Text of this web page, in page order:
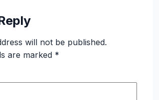
will not be published.
are marked *